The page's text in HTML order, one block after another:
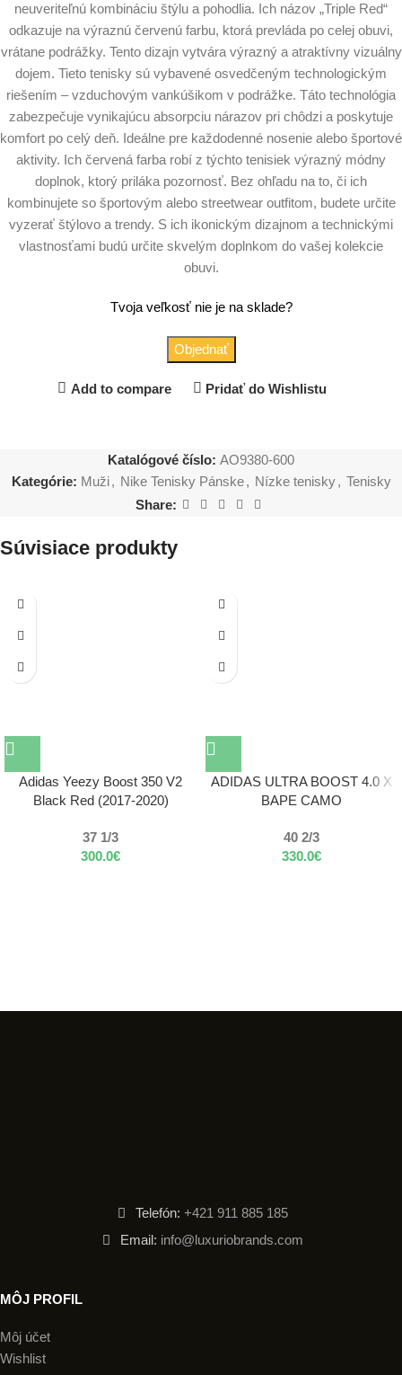
neuveriteľnú kombináciu štýlu a pohodlia. Ich názov „Triple Red“
odkazuje na výraznú červenú farbu, ktorá prevláda po celej obuvi,
vrátane podrážky. Tento dizajn vytvára výrazný a atraktívny vizuálny
dojem. Tieto tenisky sú vybavené osvedčeným technologickým
riešením – vzduchovým vankúšikom v podrážke. Táto technológia
zabezpečuje vynikajúcu absorpciu nárazov pri chôdzi a poskytuje
komfort po celý deň. Ideálne pre každodenné nosenie alebo športové
aktivity. Ich červená farba robí z týchto tenisiek výrazný módny
doplnok, ktorý priláka pozornosť. Bez ohľadu na to, či ich
kombinujete so športovým alebo streetwear outfitom, budete určite
vyzerať štýlovo a trendy. S ich ikonickým dizajnom a technickými
vlastnosťami budú určite skvelým doplnkom do vašej kolekcie
obuvi.
Tvoja veľkosť nie je na sklade?
Objednať
Add to compare Pridať do Wishlistu
Katalógové číslo: AO9380-600
Kategórie: Muži , Nike Tenisky Pánske , Nízke tenisky , Tenisky
Share:
Súvisiace produkty
Adidas Yeezy Boost 350 V2
Black Red (2017-2020)
37 1/3
300.0€
ADIDAS ULTRA BOOST 4.0 X
BAPE CAMO
40 2/3
330.0€
Telefón: +421 911 885 185
Email: info@luxuriobrands.com
MÔJ PROFIL
Môj účet
Wishlist